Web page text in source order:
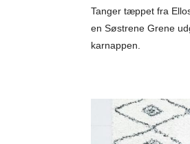
Tanger tæppet fra
en Søstrene Grene
karnappen.